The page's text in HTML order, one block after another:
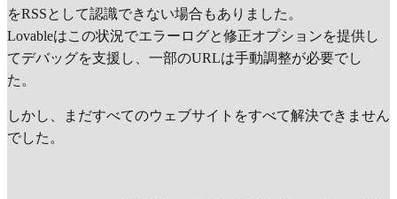
をRSSとして認識できない場合もありました。
Lovableはこの状況でエラーログと修正オプションを提供し
てデバッグを支援し、一部のURLは手動調整が必要でし
た。
しかし、まだすべてのウェブサイトをすべて解決できません
でした。